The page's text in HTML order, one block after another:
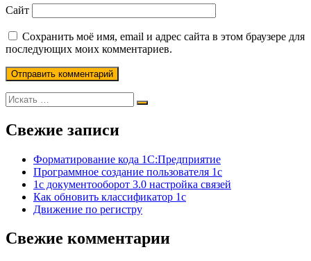
Сайт
Сохранить моё имя, email и адрес сайта в этом браузере для
последующих моих комментариев.
Свежие записи
Форматирование кода 1С:Предприятие
Программное создание пользователя 1с
1с документооборот 3.0 настройка связей
Как обновить классификатор 1с
Движение по регистру
Свежие комментарии